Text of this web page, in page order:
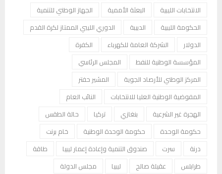
الانتخابات الليبية
البعثة الأممية
الجهاز الوطني للتنمية
الحكومة الليبية
الدبيبة
الدوري الليبي الممتاز لكرة القدم
الدولار
الشركة العامة للكهرباء
الكفرة
المؤسسة الوطنية للنفط
المجلس الرئاسي
المركز الوطني للأرصاد الجوية
المشير حفتر
المفوضية الوطنية العليا للانتخابات
النائب العام
الهجرة غير الشرعية
بنغازي تركيا
حالة الطقس
حكومة الوحدة
حكومة الوحدة الوطنية
خام برنت
درنة
سرت صندوق التنمية وإعادة إعمار ليبيا
طاقة
طرابلس
عقيلة صالح ليبيا
مجلس الدولة